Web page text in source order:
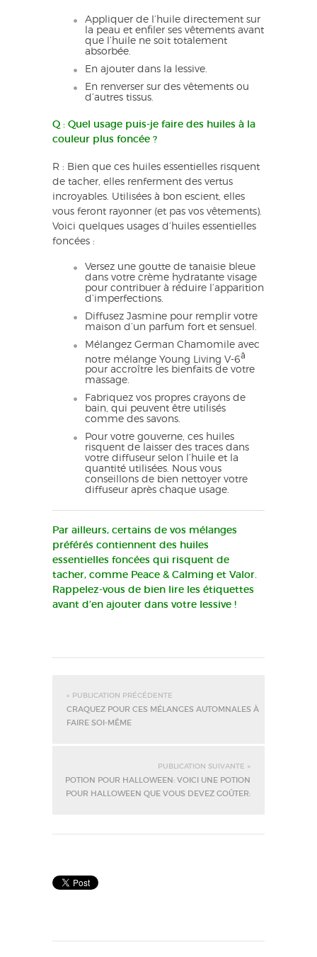
Appliquer de l’huile directement sur
la peau et enfiler ses vêtements avant
que l’huile ne soit totalement
absorbée.
En ajouter dans la lessive.
En renverser sur des vêtements ou
d’autres tissus.
Q : Quel usage puis-je faire des huiles à la
couleur plus foncée ?
R : Bien que ces huiles essentielles risquent
de tacher, elles renferment des vertus
incroyables. Utilisées à bon escient, elles
vous feront rayonner (et pas vos vêtements).
Voici quelques usages d’huiles essentielles
foncées :
Versez une goutte de tanaisie bleue
dans votre crème hydratante visage
pour contribuer à réduire l’apparition
d’imperfections.
Diffusez Jasmine pour remplir votre
maison d’un parfum fort et sensuel.
Mélangez German Chamomile avec
notre mélange Young Living V-6â
pour accroître les bienfaits de votre
massage.
Fabriquez vos propres crayons de
bain, qui peuvent être utilisés
comme des savons.
Pour votre gouverne, ces huiles
risquent de laisser des traces dans
votre diffuseur selon l’huile et la
quantité utilisées. Nous vous
conseillons de bien nettoyer votre
diffuseur après chaque usage.
Par ailleurs, certains de vos mélanges
préférés contiennent des huiles
essentielles foncées qui risquent de
tacher, comme Peace & Calming et Valor.
Rappelez-vous de bien lire les étiquettes
avant d’en ajouter dans votre lessive !
« PUBLICATION PRÉCÉDENTE
CRAQUEZ POUR CES MÉLANGES AUTOMNALES À
FAIRE SOI-MÊME
PUBLICATION SUIVANTE »
POTION POUR HALLOWEEN: VOICI UNE POTION
POUR HALLOWEEN QUE VOUS DEVEZ GOÛTER: